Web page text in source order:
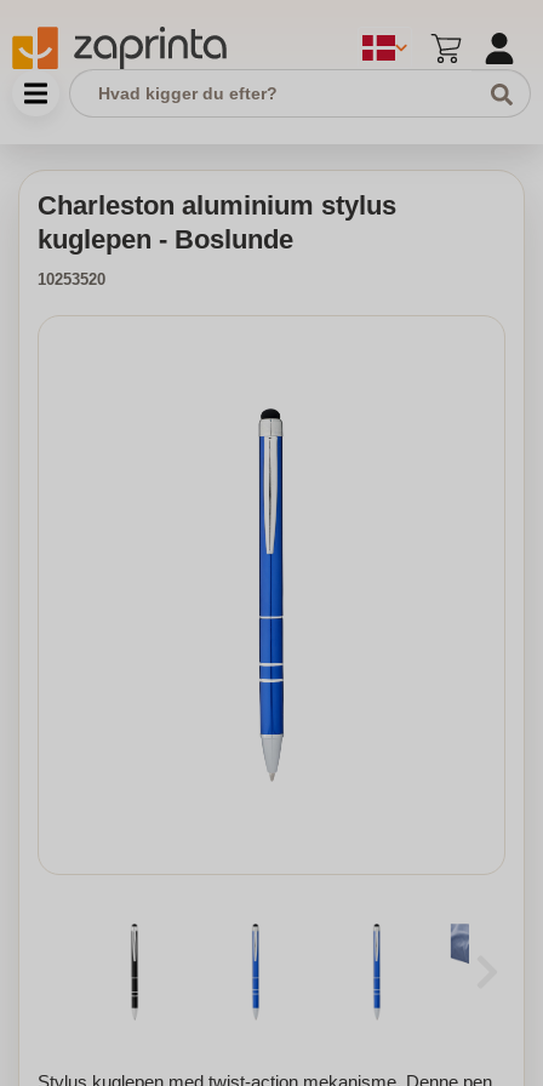
Charleston aluminium stylus
kuglepen - Boslunde
10253520
Stylus kuglepen med twist-action mekanisme. Denne pen